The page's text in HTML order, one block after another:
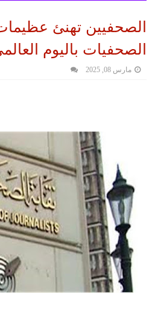
الصحفيين تهنئ
الصحفيات باليوم
مارس 08, 2025